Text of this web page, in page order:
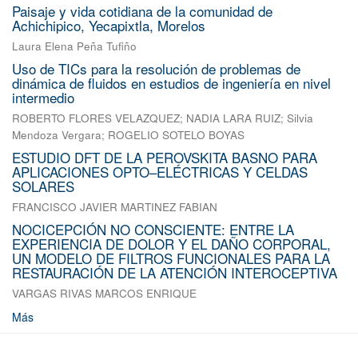
Paisaje y vida cotidiana de la comunidad de
Achichipico, Yecapixtla, Morelos
Laura Elena Peña Tufiño
Uso de TICs para la resolución de problemas de
dinámica de fluidos en estudios de ingeniería en nivel
intermedio
ROBERTO FLORES VELAZQUEZ; NADIA LARA RUIZ; Silvia
Mendoza Vergara; ROGELIO SOTELO BOYAS
ESTUDIO DFT DE LA PEROVSKITA BASNO PARA
APLICACIONES OPTO–ELÉCTRICAS Y CELDAS
SOLARES
FRANCISCO JAVIER MARTINEZ FABIAN
NOCICEPCIÓN NO CONSCIENTE: ENTRE LA
EXPERIENCIA DE DOLOR Y EL DAÑO CORPORAL,
UN MODELO DE FILTROS FUNCIONALES PARA LA
RESTAURACIÓN DE LA ATENCIÓN INTEROCEPTIVA
VARGAS RIVAS MARCOS ENRIQUE
Más